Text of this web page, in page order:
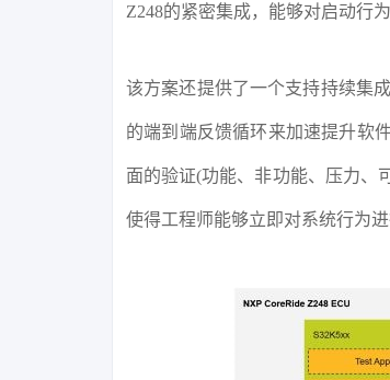
Z248的紧密集成，能够对启动行
该方案还提供了一个支持持续集
的端到端反馈循环来加速提升软
面的验证(功能、非功能、压力、
使得工程师能够立即对系统行为